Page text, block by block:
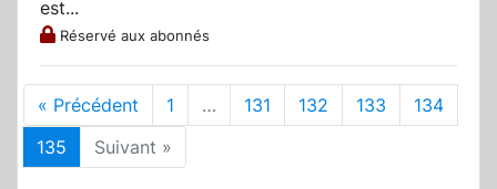
est...
Réservé aux abonnés
« Précédent 1 … 131 132 133
134
135
Suivant »